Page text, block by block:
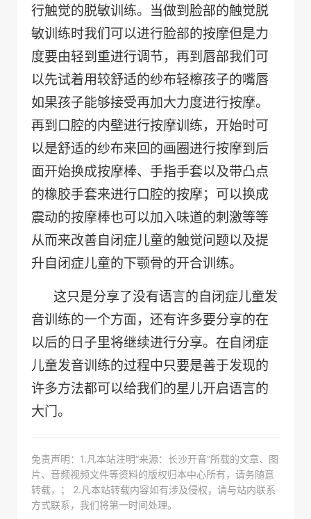
行触觉的脱敏训练。当做到脸部的触觉脱
敏训练时我们可以进行脸部的按摩但是力
度要由轻到重进行调节，再到唇部我们可
以先试着用较舒适的纱布轻檫孩子的嘴唇
如果孩子能够接受再加大力度进行按摩。
再到口腔的内壁进行按摩训练，开始时可
以是舒适的纱布来回的画圈进行按摩到后
面开始换成按摩棒、手指手套以及带凸点
的橡胶手套来进行口腔的按摩；可以换成
震动的按摩棒也可以加入味道的刺激等等
从而来改善自闭症儿童的触觉问题以及提
升自闭症儿童的下颚骨的开合训练。
这只是分享了没有语言的自闭症儿童发
音训练的一个方面，还有许多要分享的在
以后的日子里将继续进行分享。在自闭症
儿童发音训练的过程中只要是善于发现的
许多方法都可以给我们的星儿开启语言的
大门。
免责声明：1.凡本站注明“来源：长沙开音”所载的文章、图
片、音频视频文件等资料的版权归本中心所有，请务随意
转载，； 2.凡本站转载内容如有涉及侵权，请与站内联系
方式联系，我们将第一时间处理。